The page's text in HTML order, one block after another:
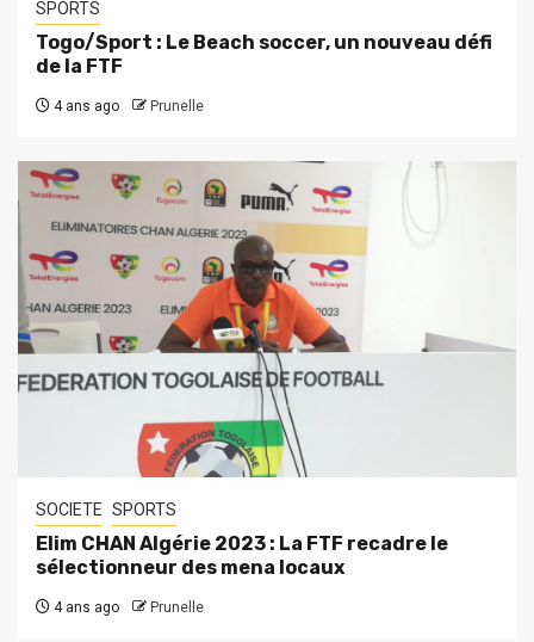
SPORTS
Togo/Sport : Le Beach soccer, un nouveau défi
de la FTF
4 ans ago Prunelle
SOCIETE SPORTS
Elim CHAN Algérie 2023 : La FTF recadre le
sélectionneur des mena locaux
4 ans ago Prunelle